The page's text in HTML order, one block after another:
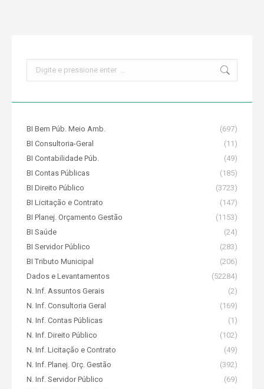
BI Bem Púb. Meio Amb.
(697)
BI Consultoria-Geral
(11)
BI Contabilidade Púb.
(49)
BI Contas Públicas
(185)
BI Direito Público
(3723)
BI Licitação e Contrato
(147)
BI Planej. Orçamento Gestão
(1153)
BI Saúde
(24)
BI Servidor Público
(283)
BI Tributo Municipal
(206)
Dados e Levantamentos
(52284)
N. Inf. Assuntos Gerais
(2)
N. Inf. Consultoria Geral
(169)
N. Inf. Contas Públicas
(1)
N. Inf. Direito Público
(102)
N. Inf. Licitação e Contrato
(49)
N. Inf. Planej. Orç. Gestão
(392)
N. Inf. Servidor Público
(69)